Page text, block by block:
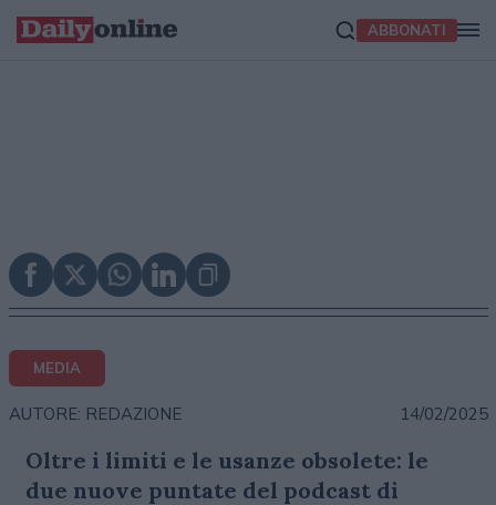
ABBONATI
MEDIA
AUTORE: REDAZIONE 14/02/2025
Oltre i limiti e le usanze obsolete: le
due nuove puntate del podcast di